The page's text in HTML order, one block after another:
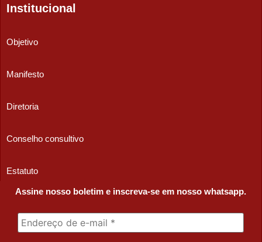
Institucional
Objetivo
Manifesto
Diretoria
Conselho consultivo
Estatuto
Assine nosso boletim e inscreva-se em nosso whatsapp.